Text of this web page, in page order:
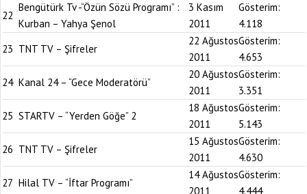
22
Bengütürk Tv -“Özün Sözü Programı” :
Kurban – Yahya Şenol
3 Kasım
2011
Gösterim:
4.118
23 TNT TV – Şifreler
22 Ağustos
2011
Gösterim:
4.653
24 Kanal 24 – “Gece Moderatörü”
20 Ağustos
2011
Gösterim:
3.351
25 STARTV – “Yerden Göğe” 2
18 Ağustos
2011
Gösterim:
5.143
26 TNT TV – Şifreler
15 Ağustos
2011
Gösterim:
4.630
27 Hilal TV – “İftar Programı”
14 Ağustos
2011
Gösterim:
4.444